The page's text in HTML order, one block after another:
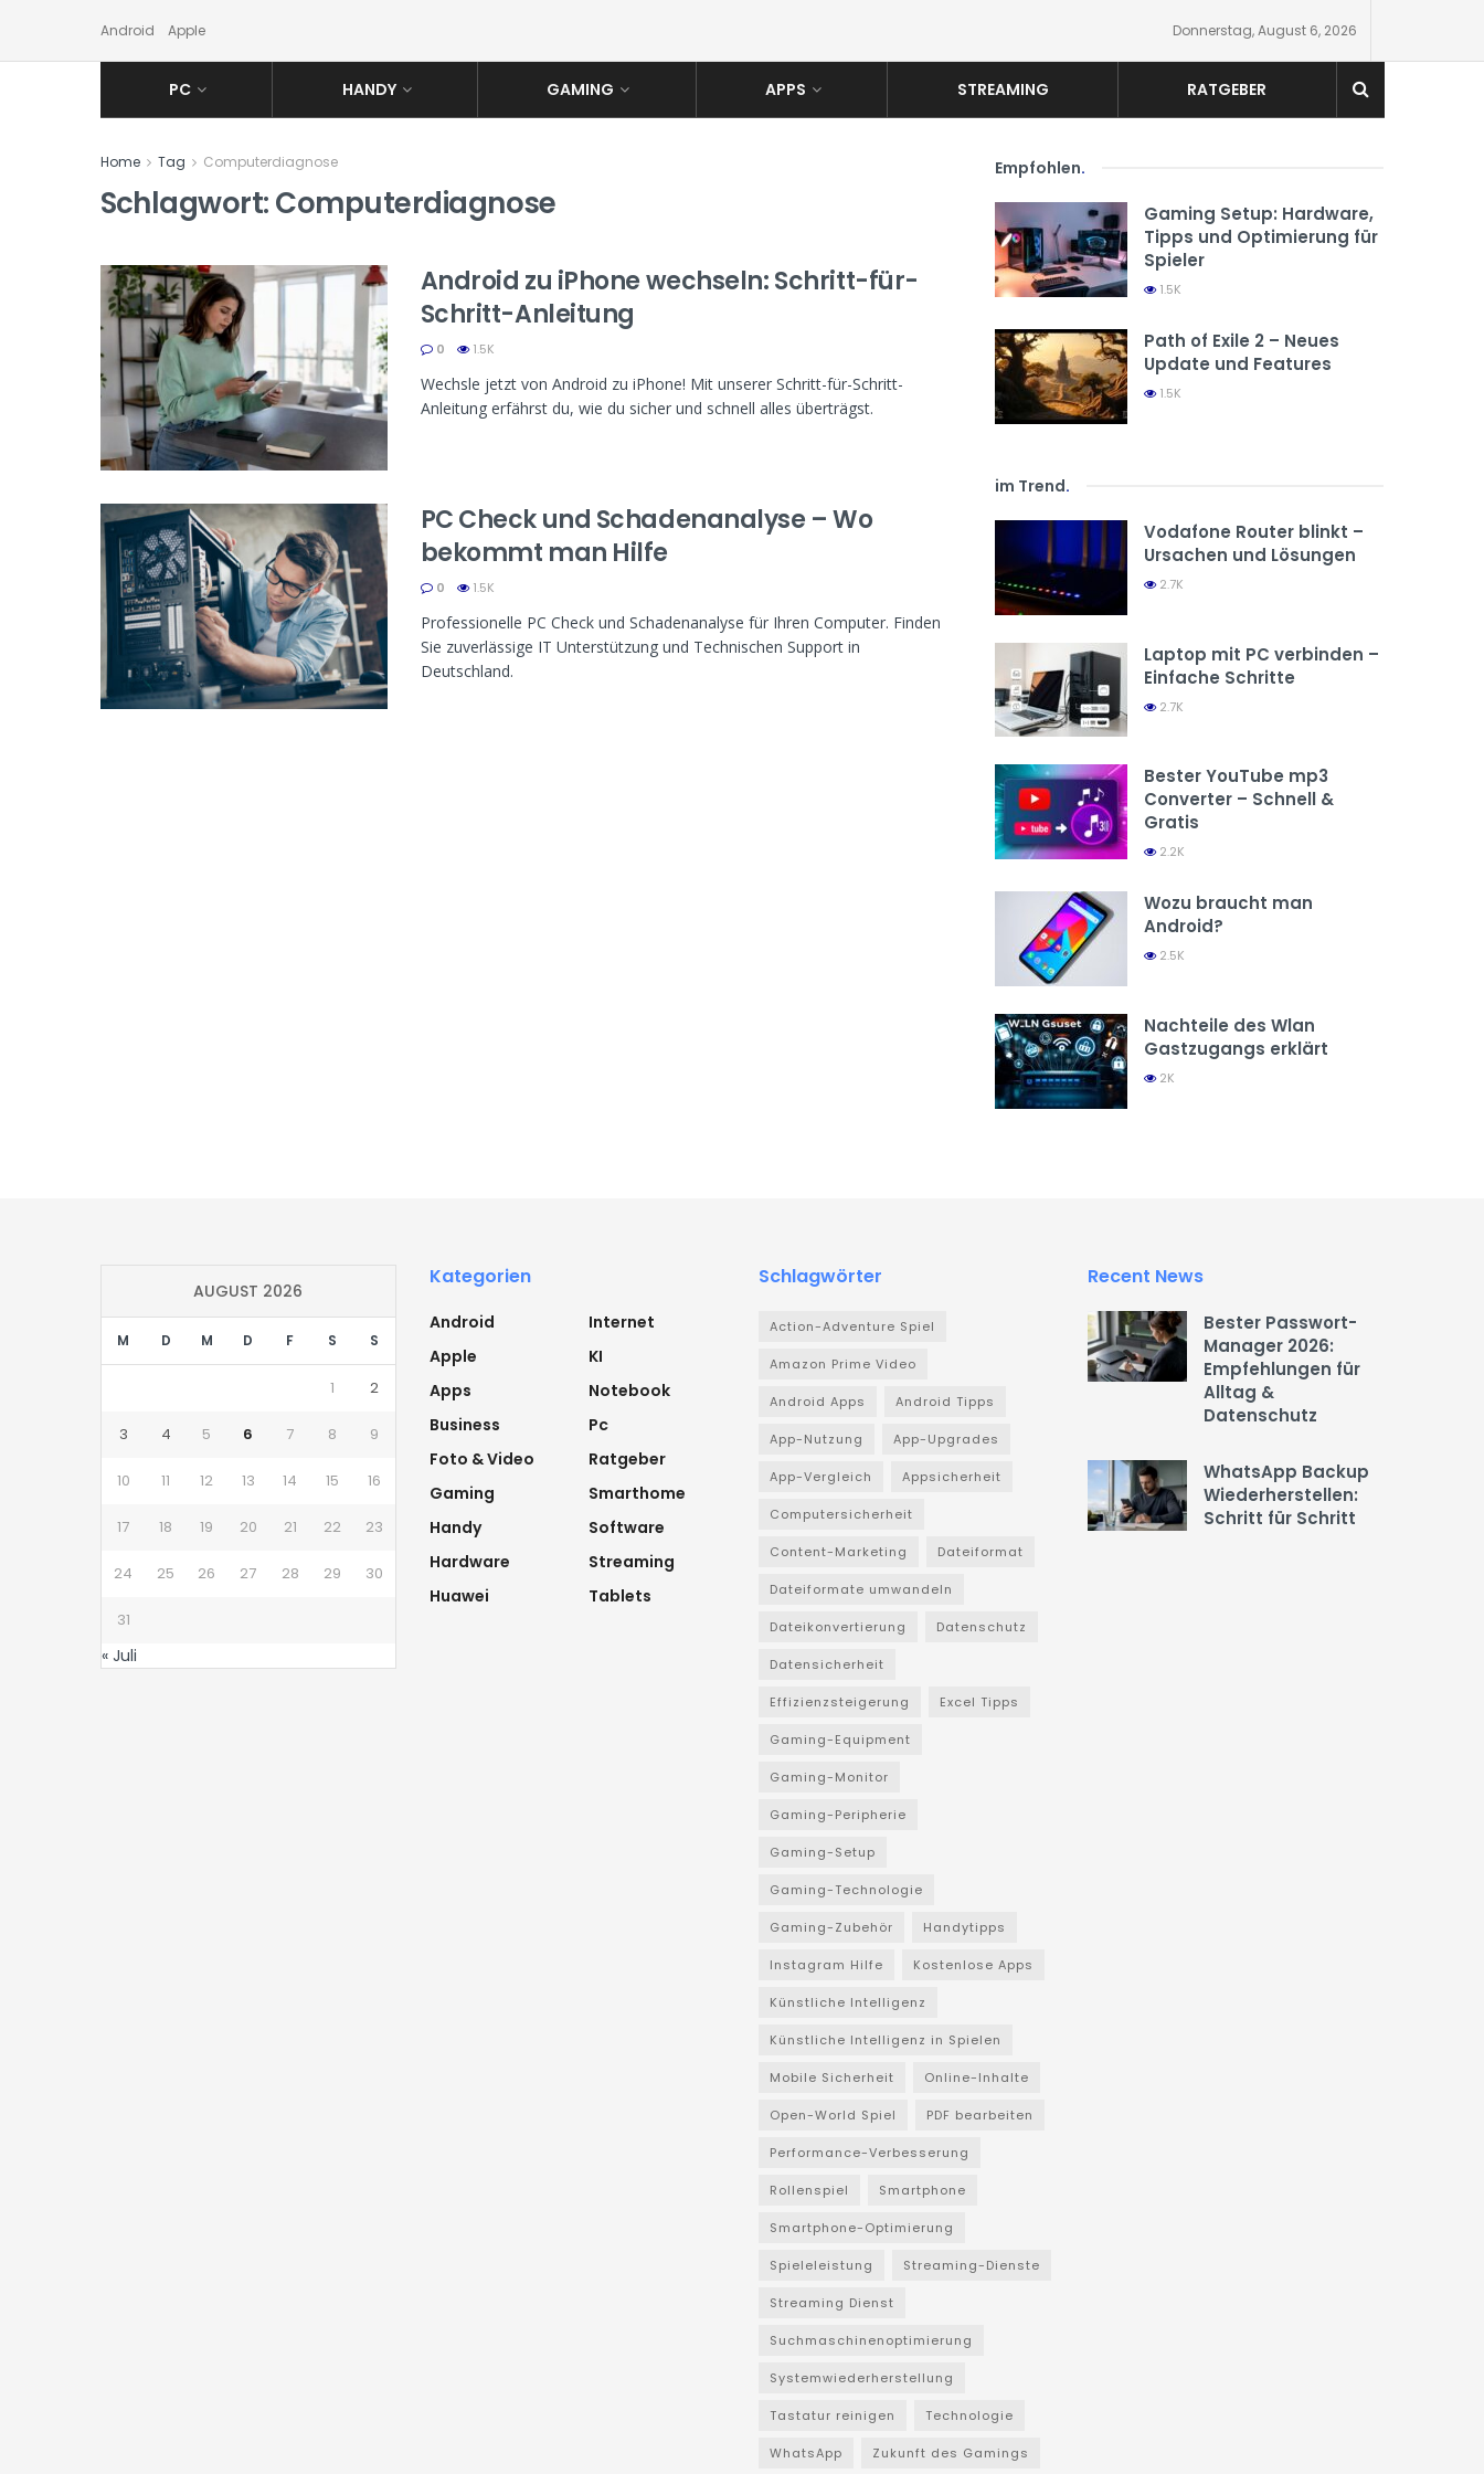
Android Apple Donnerstag, August 6, 2026
PC HANDY GAMING APPS STREAMING RATGEBER
Home Tag Computerdiagnose
Schlagwort:Computerdiagnose
Android zu iPhone wechseln: Schritt-für-
Schritt-Anleitung
0 1.5K
Wechsle jetzt von Android zu iPhone! Mit unserer Schritt-für-Schritt-
Anleitung erfährst du, wie du sicher und schnell alles überträgst.
PC Check und Schadenanalyse – Wo
bekommt man Hilfe
0 1.5K
Professionelle PC Check und Schadenanalyse für Ihren Computer. Finden
Sie zuverlässige IT Unterstützung und Technischen Support in
Deutschland.
Empfohlen.
Gaming Setup: Hardware,
Tipps und Optimierung für
Spieler
1.5K
Path of Exile 2 – Neues
Update und Features
1.5K
im Trend.
Vodafone Router blinkt –
Ursachen und Lösungen
2.7K
Laptop mit PC verbinden –
Einfache Schritte
2.7K
Bester YouTube mp3
Converter – Schnell &
Gratis
2.2K
Wozu braucht man
Android?
2.5K
Nachteile des Wlan
Gastzugangs erklärt
2K
AUGUST 2026
M D M D F S S
1 2
3 4 5 6 7 8 9
10 11 12 13 14 15 16
17 18 19 20 21 22 23
24 25 26 27 28 29 30
31
« Juli
Kategorien
Android
Apple
Apps
Business
Foto & Video
Gaming
Handy
Hardware
Huawei
Internet
KI
Notebook
Pc
Ratgeber
Smarthome
Software
Streaming
Tablets
Schlagwörter
Action-Adventure Spiel
Amazon Prime Video
Android Apps Android Tipps
App-Nutzung App-Upgrades
App-Vergleich Appsicherheit
Computersicherheit
Content-Marketing Dateiformat
Dateiformate umwandeln
Dateikonvertierung Datenschutz
Datensicherheit
Effizienzsteigerung Excel Tipps
Gaming-Equipment
Gaming-Monitor
Gaming-Peripherie
Gaming-Setup
Gaming-Technologie
Gaming-Zubehör Handytipps
Instagram Hilfe Kostenlose Apps
Künstliche Intelligenz
Künstliche Intelligenz in Spielen
Mobile Sicherheit Online-Inhalte
Open-World Spiel PDF bearbeiten
Performance-Verbesserung
Rollenspiel Smartphone
Smartphone-Optimierung
Spieleleistung Streaming-Dienste
Streaming Dienst
Suchmaschinenoptimierung
Systemwiederherstellung
Tastatur reinigen Technologie
WhatsApp Zukunft des Gamings
Recent News
Bester Passwort-
Manager 2026:
Empfehlungen für
Alltag &
Datenschutz
WhatsApp Backup
Wiederherstellen:
Schritt für Schritt